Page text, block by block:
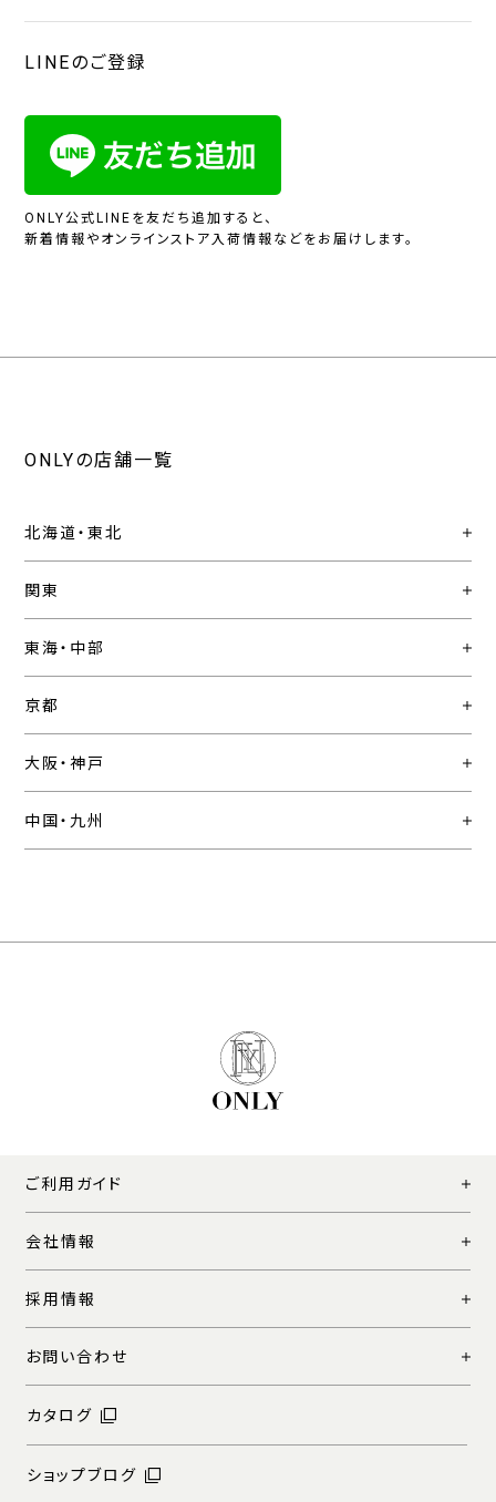
LINEのご登録
ONLY公式LINEを友だち追加すると、
新着情報やオンラインストア入荷情報などをお届けします。
ONLYの店舗一覧
北海道・東北
関東
東海・中部
京都
大阪・神戸
中国・九州
ご利用ガイド
会社情報
採用情報
お問い合わせ
カタログ
ショップブログ